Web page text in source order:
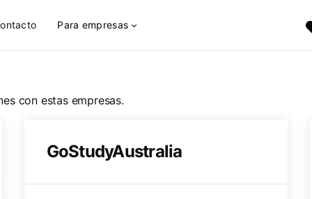
Para empresas
con estas empresas.
GoStudyAustralia